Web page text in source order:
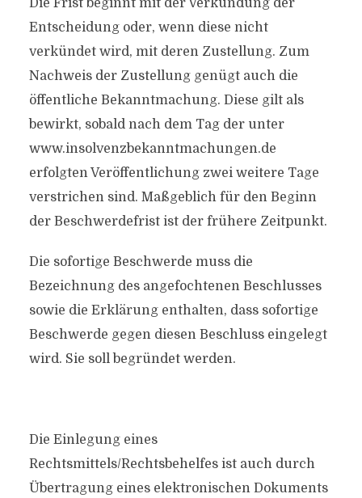
Die Frist beginnt mit der Verkündung der
Entscheidung oder, wenn diese nicht
verkündet wird, mit deren Zustellung. Zum
Nachweis der Zustellung genügt auch die
öffentliche Bekanntmachung. Diese gilt als
bewirkt, sobald nach dem Tag der unter
www.insolvenzbekanntmachungen.de
erfolgten Veröffentlichung zwei weitere Tage
verstrichen sind. Maßgeblich für den Beginn
der Beschwerdefrist ist der frühere Zeitpunkt.
Die sofortige Beschwerde muss die
Bezeichnung des angefochtenen Beschlusses
sowie die Erklärung enthalten, dass sofortige
Beschwerde gegen diesen Beschluss eingelegt
wird. Sie soll begründet werden.
Die Einlegung eines
Rechtsmittels/Rechtsbehelfes ist auch durch
Übertragung eines elektronischen Dokuments